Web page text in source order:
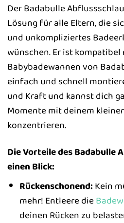
Der Badabulle
Lösung für alle Eltern, die
und unkompliziertes
wünschen. Er ist
Babybadewannen von
einfach und schnell
und Kraft und kannst dich
Momente mit deinem
konzentrieren.
Die Vorteile des Badabulle
einen Blick:
Rückenschonend: Kein
mehr! Entleere die
deinen Rücken zu